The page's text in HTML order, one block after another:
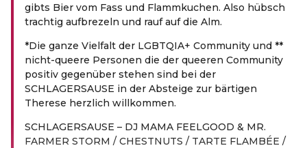
gibts Bier vom Fass und Flammkuchen. Also hübsch
trachtig aufbrezeln und rauf auf die Alm.
*Die ganze Vielfalt der LGBTQIA+ Community und **
nicht-queere Personen die der queeren Community
positiv gegenüber stehen sind bei der
SCHLAGERSAUSE in der Absteige zur bärtigen
Therese herzlich willkommen.
SCHLAGERSAUSE – DJ MAMA FEELGOOD & MR.
FARMER STORM / CHESTNUTS / TARTE FLAMBÉE /